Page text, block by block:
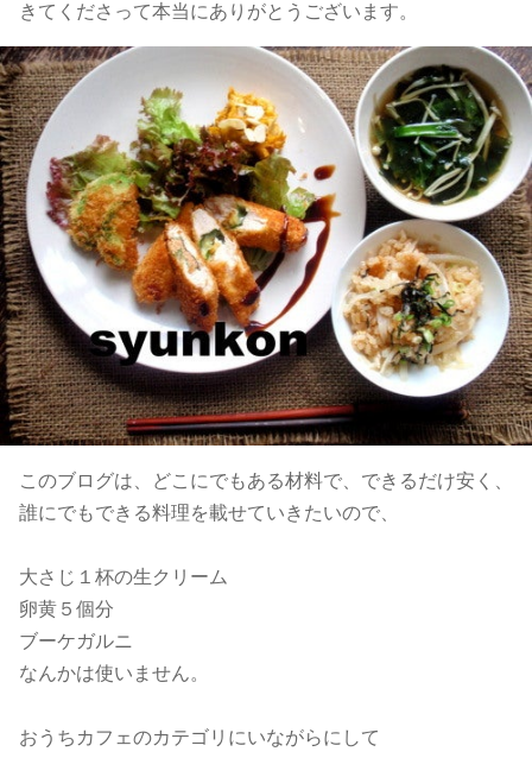
きてくださって本当にありがとうございます。
このブログは、どこにでもある材料で、できるだけ安く、
誰にでもできる料理を載せていきたいので、
大さじ１杯の生クリーム
卵黄５個分
ブーケガルニ
なんかは使いません。
おうちカフェのカテゴリにいながらにして